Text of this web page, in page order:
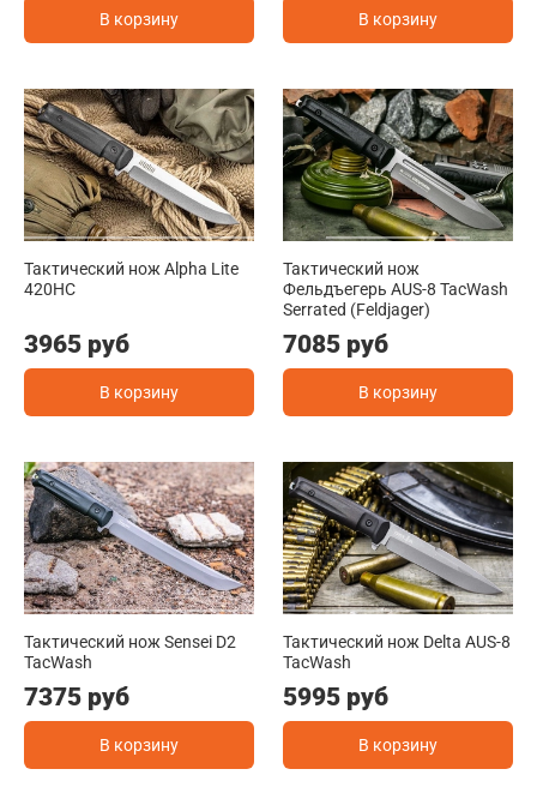
В корзину В корзину
Тактический нож Alpha Lite
420HC
3965 руб
В корзину
Тактический нож
Фельдъегерь AUS-8 TacWash
Serrated (Feldjager)
7085 руб
В корзину
Тактический нож Sensei D2
TacWash
7375 руб
В корзину
Тактический нож Delta AUS-8
TacWash
5995 руб
В корзину